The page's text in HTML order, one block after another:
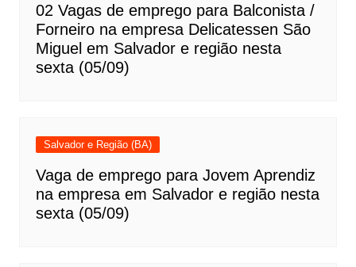
02 Vagas de emprego para Balconista /
Forneiro na empresa Delicatessen São
Miguel em Salvador e região nesta
sexta (05/09)
Salvador e Região (BA)
Vaga de emprego para Jovem Aprendiz
na empresa em Salvador e região nesta
sexta (05/09)